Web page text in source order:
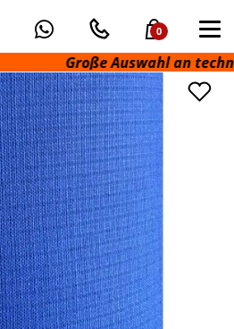
0
Große Auswahl an